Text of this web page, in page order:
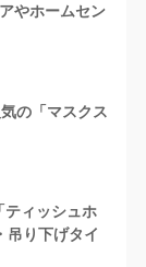
やホームセン
の「マスクス
ティッシュホ
吊り下げタイ